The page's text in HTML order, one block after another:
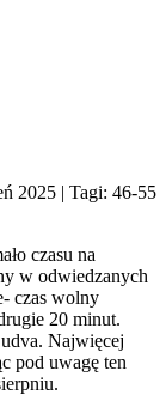
2025 | Tagi: 46-55
czasu na
w odwiedzanych
czas wolny
20 minut.
Najwięcej
pod uwagę ten